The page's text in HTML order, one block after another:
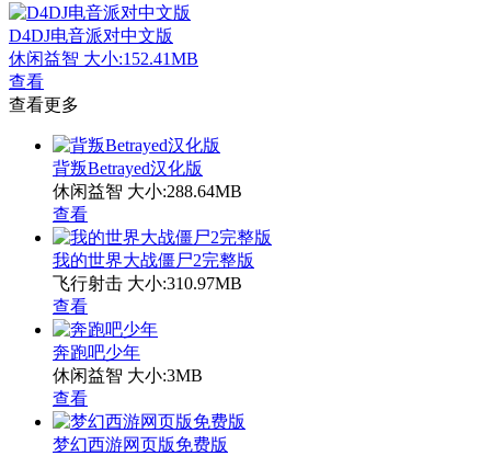
D4DJ电音派对中文版
休闲益智 大小:152.41MB
查看
查看更多
背叛Betrayed汉化版
休闲益智 大小:288.64MB
查看
我的世界大战僵尸2完整版
飞行射击 大小:310.97MB
查看
奔跑吧少年
休闲益智 大小:3MB
查看
梦幻西游网页版免费版